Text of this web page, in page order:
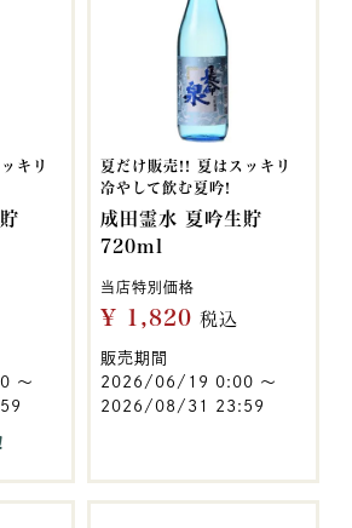
キリ
〜
夏だけ販売!! 夏はスッキリ
冷やして飲む夏吟!
成田霊水 夏吟生貯
720ml
当店特別価格
¥ 1,820 税込
販売期間
2026/06/19 0:00 〜
2026/08/31 23:59